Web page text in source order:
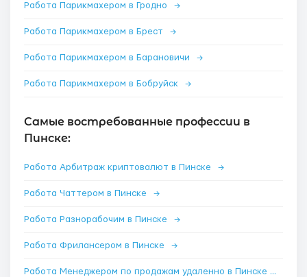
Работа Парикмахером в Гродно →
Работа Парикмахером в Брест →
Работа Парикмахером в Барановичи →
Работа Парикмахером в Бобруйск →
Самые востребованные профессии в
Пинске:
Работа Арбитраж криптовалют в Пинске →
Работа Чаттером в Пинске →
Работа Разнорабочим в Пинске →
Работа Фрилансером в Пинске →
Работа Менеджером по продажам удаленно в Пинске→